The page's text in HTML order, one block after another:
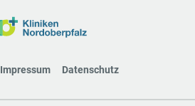
Impressum Datenschutz